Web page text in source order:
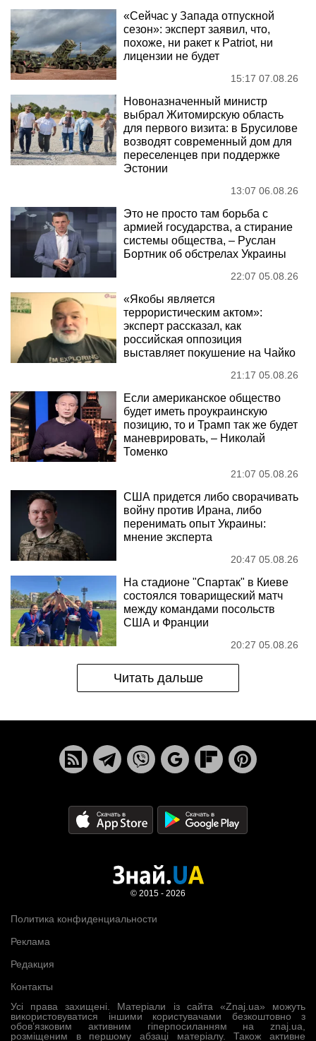
«Сейчас у Запада отпускной
сезон»: эксперт заявил, что,
похоже, ни ракет к Patriot, ни
лицензии не будет
15:17 07.08.26
Новоназначенный министр
выбрал Житомирскую область
для первого визита: в Брусилове
возводят современный дом для
переселенцев при поддержке
Эстонии
13:07 06.08.26
Это не просто там борьба с
армией государства, а стирание
системы общества, – Руслан
Бортник об обстрелах Украины
22:07 05.08.26
«Якобы является
террористическим актом»:
эксперт рассказал, как
российская оппозиция
выставляет покушение на Чайко
21:17 05.08.26
Если американское общество
будет иметь проукраинскую
позицию, то и Трамп так же будет
маневрировать, – Николай
Томенко
21:07 05.08.26
США придется либо сворачивать
войну против Ирана, либо
перенимать опыт Украины:
мнение эксперта
20:47 05.08.26
На стадионе "Спартак" в Киеве
состоялся товарищеский матч
между командами посольств
США и Франции
20:27 05.08.26
Читать дальше
Усі права захищені. Матеріали із сайта «Znaj.ua» можуть
використовуватися іншими користувачами безкоштовно з
обов’язковим активним гіперпосиланням на znaj.ua,
розміщеним в першому абзаці матеріалу. Також активне
Политика конфиденциальности
Реклама
Редакция
Контакты
© 2015 - 2026